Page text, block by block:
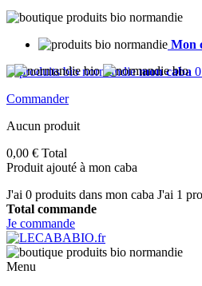
Mon
mon caba 0
Commander
Aucun produit
0,00 € Total
Produit ajouté à mon caba
J'ai 0 produits dans mon caba J'ai 1
Total commande
Je commande
Menu